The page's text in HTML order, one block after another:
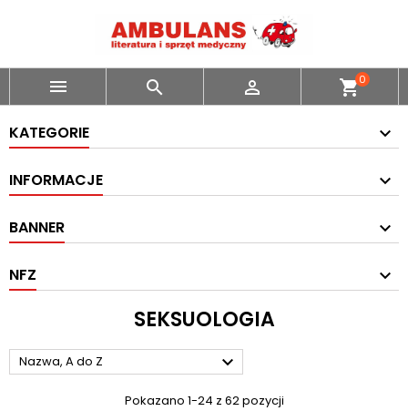
   shopping_cart0
KATEGORIE
INFORMACJE
BANNER
NFZ
SEKSUOLOGIA
Nazwa, A do Z 
Pokazano 1-24 z 62 pozycji